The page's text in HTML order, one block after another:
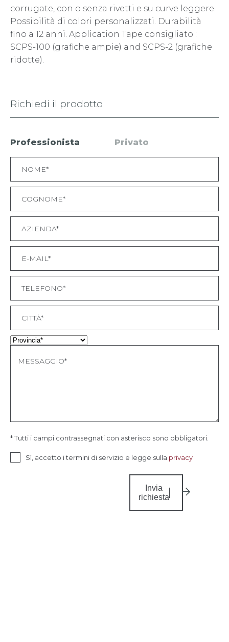
corrugate, con o senza rivetti e su curve leggere.
Possibilità di colori personalizzati. Durabilità
fino a 12 anni. Application Tape consigliato :
SCPS-100 (grafiche ampie) and SCPS-2 (grafiche
ridotte).
Richiedi il prodotto
Professionista Privato
* Tutti i campi contrassegnati con asterisco sono obbligatori.
Sì, accetto i termini di servizio e legge sulla privacy
Invia
richiesta